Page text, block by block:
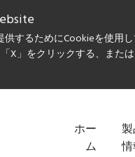
するためにCookieを使用
」をクリックする、また
ホー
ム